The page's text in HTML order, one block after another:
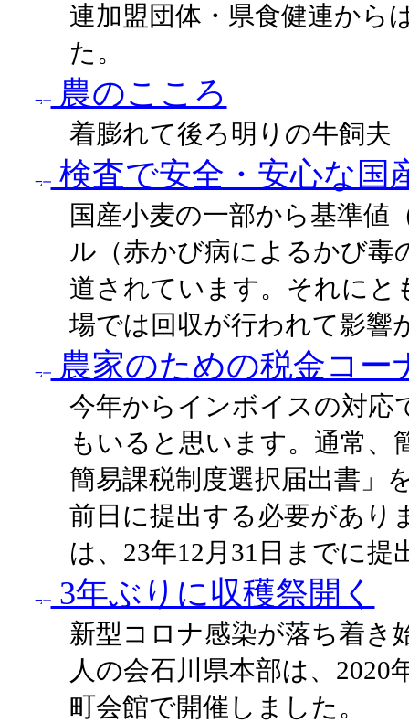
連加盟団体・県食健連から
た。
農のこころ
着膨れて後ろ明りの牛飼夫
検査で安全・安心な国
国産小麦の一部から基準値
ル（赤かび病によるかび毒
道されています。それにと
場では回収が行われて影響
農家のための税金コー
今年からインボイスの対応
もいると思います。通常、
簡易課税制度選択届出書」
前日に提出する必要があり
は、23年12月31日までに
3年ぶりに収穫祭開く
新型コロナ感染が落ち着き
人の会石川県本部は、2020
町会館で開催しました。